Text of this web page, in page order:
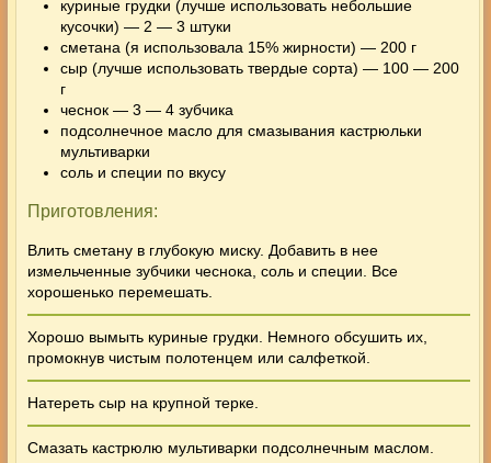
куриные грудки (лучше использовать небольшие
кусочки) — 2 — 3 штуки
сметана (я использовала 15% жирности) — 200 г
сыр (лучше использовать твердые сорта) — 100 — 200
г
чеснок — 3 — 4 зубчика
подсолнечное масло для смазывания кастрюльки
мультиварки
соль и специи по вкусу
Приготовления:
Влить сметану в глубокую миску. Добавить в нее
измельченные зубчики чеснока, соль и специи. Все
хорошенько перемешать.
Хорошо вымыть куриные грудки . Немного обсушить их,
промокнув чистым полотенцем или салфеткой.
Натереть сыр на крупной терке.
Смазать кастрюлю мультиварки подсолнечным маслом.